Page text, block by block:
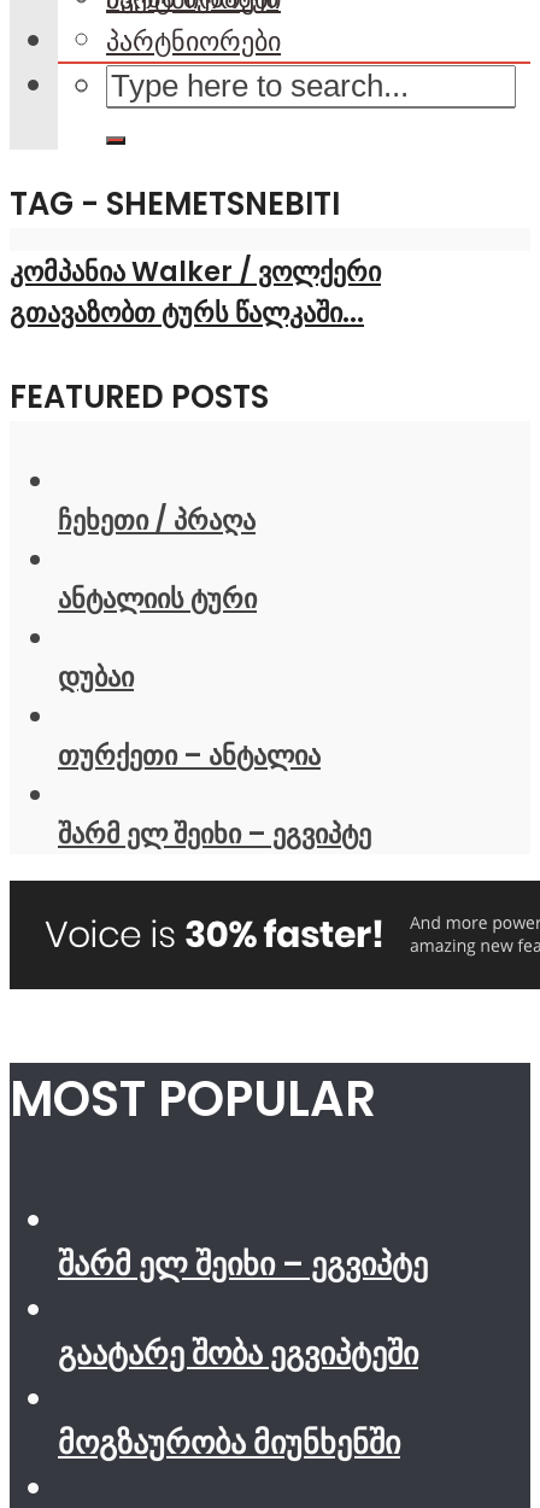
პარტნიორები
TAG - SHEMETSNEBITI
კომპანია Walker / ვოლქერი
გთავაზობთ ტურს წალკაში...
FEATURED POSTS
ჩეხეთი / პრაღა
ანტალიის ტური
დუბაი
თურქეთი – ანტალია
შარმ ელ შეიხი – ეგვიპტე
MOST POPULAR
შარმ ელ შეიხი – ეგვიპტე
გაატარე შობა ეგვიპტეში
მოგზაურობა მიუნხენში